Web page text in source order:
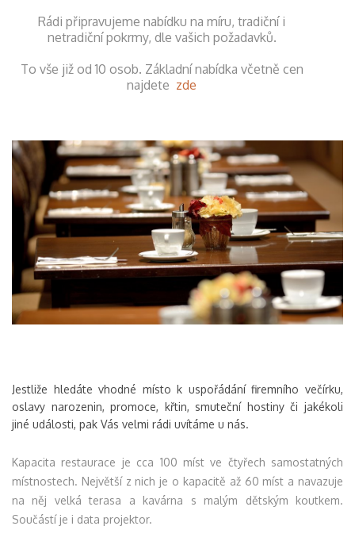
Rádi připravujeme nabídku na míru, tradiční i
netradiční pokrmy, dle vašich požadavků.
To vše již od 10 osob. Základní nabídka včetně cen
najdete zde
Jestliže hledáte vhodné místo k uspořádání firemního večírku,
oslavy narozenin, promoce, křtin, smuteční hostiny či jakékoli
jiné události, pak Vás velmi rádi uvítáme u nás.
Kapacita restaurace je cca 100 míst ve čtyřech samostatných
místnostech. Největší z nich je o kapacitě až 60 míst a navazuje
na něj velká terasa a kavárna s malým dětským koutkem.
Součástí je i data projektor.